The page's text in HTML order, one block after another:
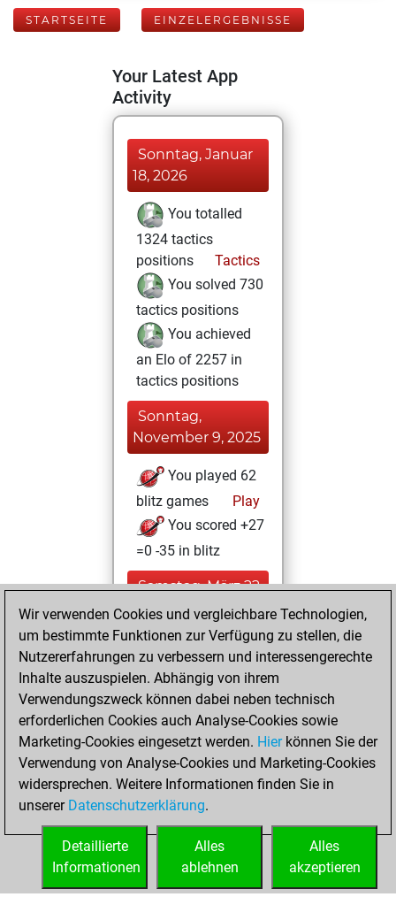
STARTSEITE EINZELERGEBNISSE
Your Latest App
Activity
Sonntag, Januar
18, 2026
You totalled
1324 tactics
positions
Tactics
You solved 730
tactics positions
You achieved
an Elo of 2257 in
tactics positions
Sonntag,
November 9, 2025
You played 62
blitz games
Play
You scored +27
=0 -35 in blitz
Samstag, März 22,
2025
You created
your Fritz account
Fritz
Montag,
März 10, 2025
You played 7
bullet games
Play
You scored +5
=0 -2 in bullet
Wir verwenden Cookies und vergleichbare Technologien,
um bestimmte Funktionen zur Verfügung zu stellen, die
Nutzererfahrungen zu verbessern und interessengerechte
Inhalte auszuspielen. Abhängig von ihrem
Verwendungszweck können dabei neben technisch
erforderlichen Cookies auch Analyse-Cookies sowie
Marketing-Cookies eingesetzt werden. Hierkönnen Sie der
Verwendung von Analyse-Cookies und Marketing-Cookies
widersprechen. Weitere Informationen finden Sie in
unserer Datenschutzerklärung.
Alles
akzeptieren
Alles
ablehnen
Detaillierte
Informationen